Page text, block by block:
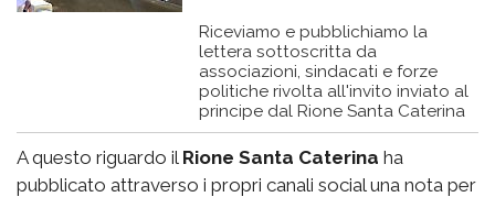
Riceviamo e pubblichiamo la
lettera sottoscritta da
associazioni, sindacati e forze
politiche rivolta all'invito inviato al
principe dal Rione Santa Caterina
A questo riguardo il Rione Santa Caterina ha
pubblicato attraverso i propri canali social una nota per